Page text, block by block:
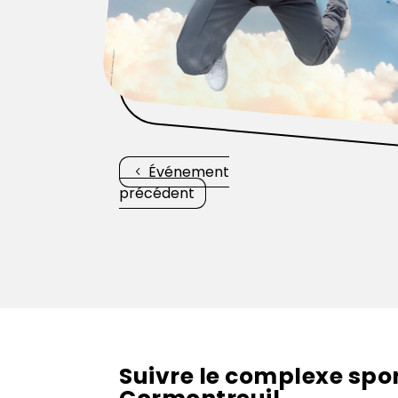
Événement
précédent
Suivre le complexe